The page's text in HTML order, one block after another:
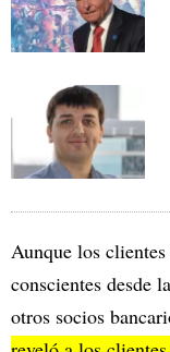
Aunque los
conscientes desde
otros socios